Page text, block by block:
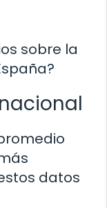
sobre la
datos